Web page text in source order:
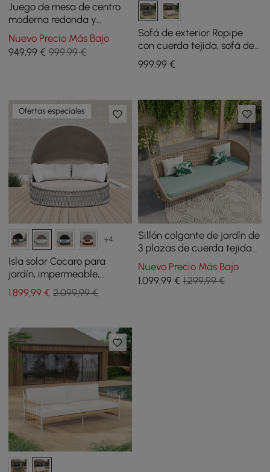
Juego de mesa de centro
moderna redonda y
rectangular de madera de
teca para exteriores de 2
piezas en natural
Nuevo Precio Más Bajo
949,99 € 999,99 €
Sofá de exterior Ropipe
con cuerda tejida, sofá de
3 plazas con cojín de
poliéster gris oscuro
999,99€
Ofertas especiales
+4
Isla solar Cocaro para
jardín, impermeable,
trenzada, gris, con marco
de aluminio y toldo
1.899,99 € 2.099,99 €
Sillón colgante de jardín de
3 plazas de cuerda tejida
con cojín
Nuevo Precio Más Bajo
1.099,99€ 1.299,99 €